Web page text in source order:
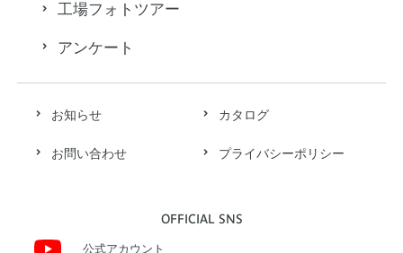
お知らせ カタログ
お問い合わせ プライバシーポリシー
OFFICIAL SNS
公式アカウント
工場フォトツアー
アンケート